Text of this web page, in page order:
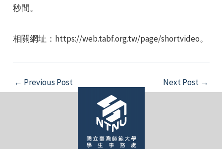
秒間。
相關網址：https://web.tabf.org.tw/page/shortvideo。
Post
navigation
← Previous Post Next Post →